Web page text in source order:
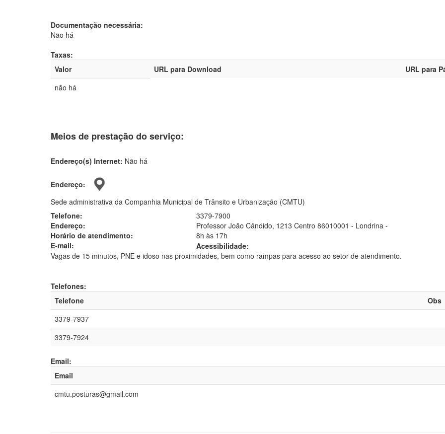
Documentação necessária:
Não há
Taxas:
Valor
URL para Download
URL para
não há
Meios de prestação do serviço:
Endereço(s) Internet: Não há
Endereço:
Sede administrativa da Companhia Municipal de Trânsito e Urbanização (CMTU)
Telefone:
3379-7900
Endereço:
Professor João Cândido, 1213 Centro 86010001 - Londrina -
Horário de atendimento:
8h às 17h
E-mail:
Acessibilidade:
Vagas de 15 minutos, PNE e idoso nas proximidades, bem como rampas para acesso ao setor de atendimento.
Telefones:
Telefone
Obs
3379-7937
3379-7924
Email:
Email
cmtu.posturas@gmail.com